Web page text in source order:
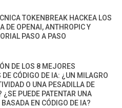
TOKENBREAK HACKEA LOS
DE OPENAI, ANTHROPIC Y
PASO A PASO
DE LOS 8 MEJORES
CÓDIGO DE IA: ¿UN MILAGRO
O UNA PESADILLA DE
¿SE PUEDE PATENTAR UNA
EN CÓDIGO DE IA?